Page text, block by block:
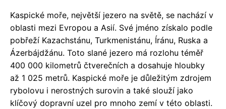
Kaspické moře, největší jezero na světě, se nachází v
oblasti mezi Evropou a Asií. Své jméno získalo podle
pobřeží Kazachstánu, Turkmenistánu, Íránu, Ruska a
Ázerbájdžánu. Toto slané jezero má rozlohu téměř
400 000 kilometrů čtverečních a dosahuje hloubky
až 1 025 metrů. Kaspické moře je důležitým zdrojem
rybolovu i nerostných surovin a také slouží jako
klíčový dopravní uzel pro mnoho zemí v této oblasti.